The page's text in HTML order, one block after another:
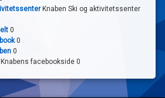
Knaben Ski og aktivitetssenter
0
0
0
facebookside 0